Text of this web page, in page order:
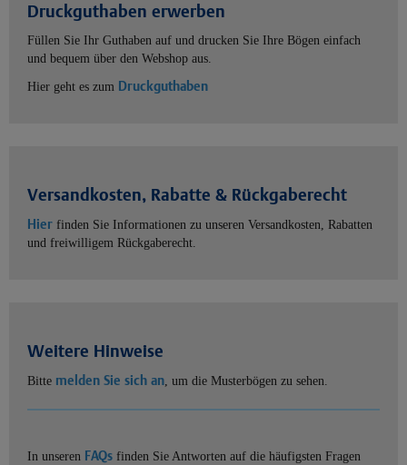
Druckguthaben erwerben
Füllen Sie Ihr Guthaben auf und drucken Sie Ihre Bögen einfach
und bequem über den Webshop aus.
Hier geht es zum Druckguthaben
Versandkosten, Rabatte & Rückgaberecht
Hier finden Sie Informationen zu unseren Versandkosten, Rabatten
und freiwilligem Rückgaberecht.
Weitere Hinweise
Bitte melden Sie sich an, um die Musterbögen zu sehen.
In unseren FAQs finden Sie Antworten auf die häufigsten Fragen